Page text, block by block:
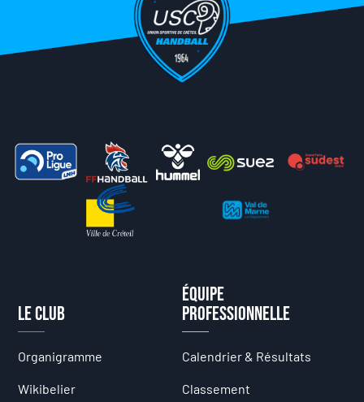
Le club
Organigramme
Wikibelier
Équipe
professionnelle
Calendrier & Résultats
Classement